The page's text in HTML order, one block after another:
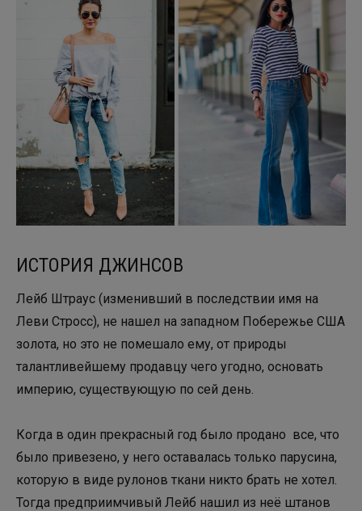
ИСТОРИЯ ДЖИНСОВ
Лейб Штраус (изменивший в последствии имя на
Леви Стросс), не нашел на западном Побережье США
золота, но это не помешало ему, от природы
талантливейшему продавцу чего угодно, основать
империю, существующую по сей день.
Когда в один прекрасный год было продано все, что
было привезено, у него оставалась только парусина,
которую в виде рулонов ткани никто брать не хотел.
Тогда предприимчивый Лейб нашил из неё штанов